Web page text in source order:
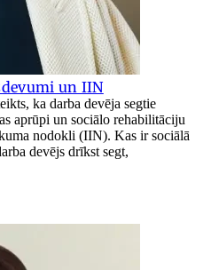
un IIN
ka darba devēja segtie
aprūpi un sociālo rehabilitāciju
nodokli (IIN). Kas ir sociālā
devējs drīkst segt,